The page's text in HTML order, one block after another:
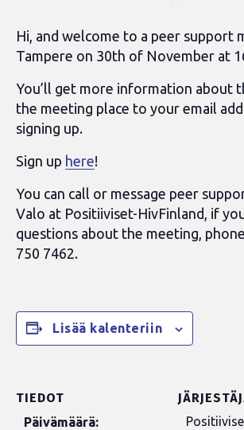
Hi, and welcome to a peer support
Tampere on 30th of November at
You’ll get more information about
the meeting place to your email
signing up.
Sign up here!
You can call or message peer
Valo at Positiiviset-HivFinland, if
questions about the meeting,
750 7462.
Lisää kalenteriin
TIEDOT
Päivämäärä: